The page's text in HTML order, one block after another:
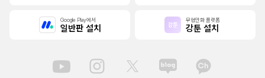
Google Play에서
일반판 설치
무협만화 플랫폼
강툰 설치